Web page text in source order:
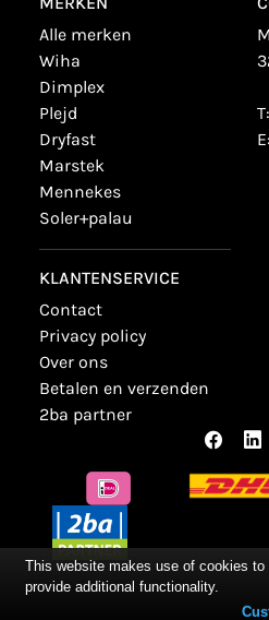
alle merken
wiha
dimplex
plejd
dryfast
marstek
mennekes
soler+palau
KLANTENSERVICE
contact
privacy policy
over ons
betalen en verzenden
2ba partner
T:
E:
This website makes use of cookies to
provide additional functionality.